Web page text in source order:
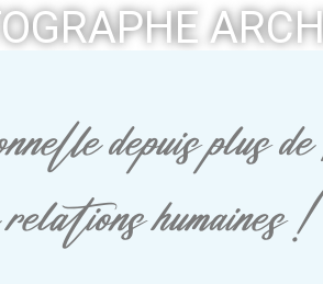
depuis plus
relations humaines